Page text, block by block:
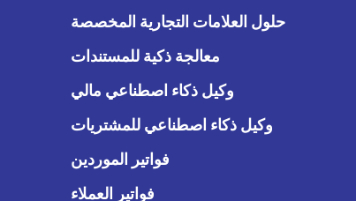
حلول العلامات التجارية المخصصة
معالجة ذكية للمستندات
وكيل ذكاء اصطناعي مالي
وكيل ذكاء اصطناعي للمشتريات
فواتير الموردين
فواتير العملاء